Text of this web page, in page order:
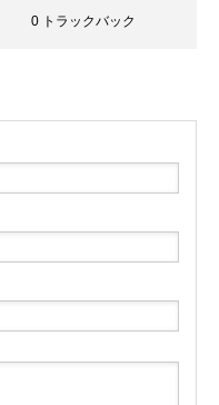
0 トラックバック